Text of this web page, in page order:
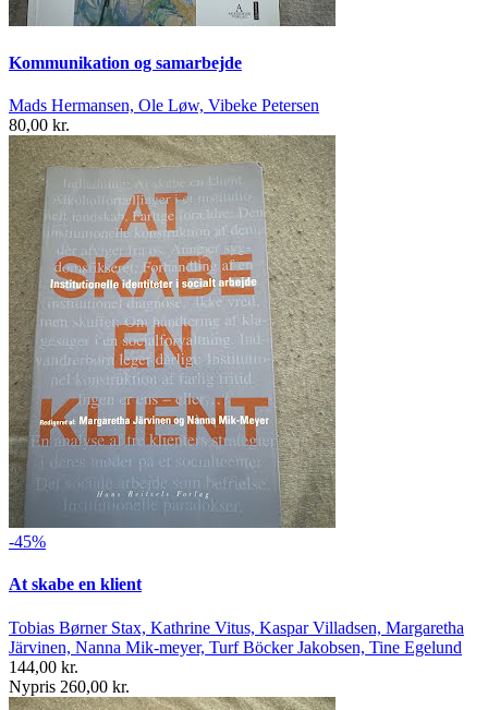
Kommunikation og samarbejde
Mads Hermansen, Ole Løw, Vibeke Petersen
80,00 kr.
-45%
At skabe en klient
Tobias Børner Stax, Kathrine Vitus, Kaspar Villadsen, Margaretha
Järvinen, Nanna Mik-meyer, Turf Böcker Jakobsen, Tine Egelund
144,00 kr.
Nypris 260,00 kr.